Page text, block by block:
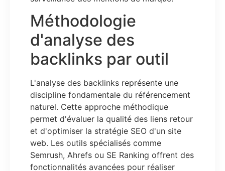
Méthodologie
d'analyse des
backlinks par outil
L'analyse des backlinks représente une
discipline fondamentale du référencement
naturel. Cette approche méthodique
permet d'évaluer la qualité des liens retour
et d'optimiser la stratégie SEO d'un site
web. Les outils spécialisés comme
Semrush, Ahrefs ou SE Ranking offrent des
fonctionnalités avancées pour réaliser